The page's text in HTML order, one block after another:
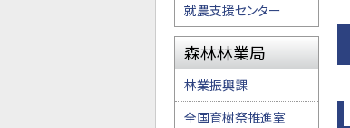
就農支援センター
森林林業局
林業振興課
全国育樹祭推進室